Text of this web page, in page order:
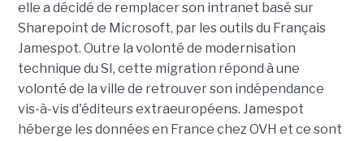
elle a décidé de remplacer son intranet basé sur
Sharepoint de Microsoft, par les outils du Français
Jamespot. Outre la volonté de modernisation
technique du SI, cette migration répond à une
volonté de la ville de retrouver son indépendance
vis-à-vis d'éditeurs extraeuropéens. Jamespot
héberge les données en France chez OVH et ce sont